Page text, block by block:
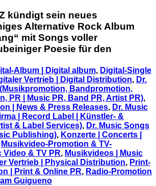
kündigt sein neues
Alternative Rock Album
mit Songs voller
Poesie für den
Album | Digital album, Digital-Single
Vertrieb | Digital Distribution, Dr.
Bandpromotion,
PR | Music PR, Band PR, Artist PR),
| News & Press Releases, Dr. Music
| Record Label | Künstler- &
& Label Services), Dr. Music Songs
Publishing), Konzerte | Concerts |
Musikvideo-Promotion & TV-
Video & TV PR, Musikvideos | Music
Vertrieb | Physical Distribution, Print-
| Print & Online PR, Radio-Promotion
Guigueno